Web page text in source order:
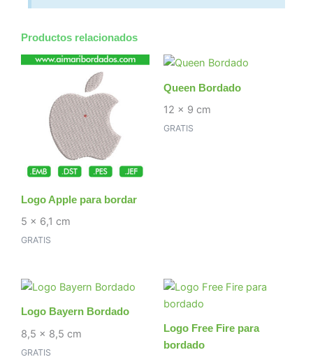
Productos relacionados
Logo Apple para bordar
5 x 6,1 cm
GRATIS
Queen Bordado
12 x 9 cm
GRATIS
Logo Bayern Bordado
8,5 x 8,5 cm
GRATIS
Logo Free Fire para
bordado